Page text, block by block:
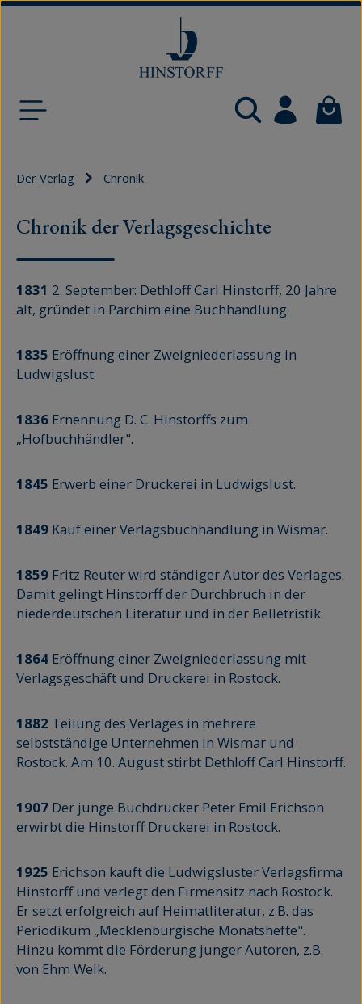
Der Verlag Chronik
Chronik der Verlagsgeschichte
1831 2. September: Dethloff Carl Hinstorff, 20 Jahre
alt, gründet in Parchim eine Buchhandlung.
1835 Eröffnung einer Zweigniederlassung in
Ludwigslust.
1836 Ernennung D. C. Hinstorffs zum
„Hofbuchhändler".
1845 Erwerb einer Druckerei in Ludwigslust.
1849 Kauf einer Verlagsbuchhandlung in Wismar.
1859 Fritz Reuter wird ständiger Autor des Verlages.
Damit gelingt Hinstorff der Durchbruch in der
niederdeutschen Literatur und in der Belletristik.
1864 Eröffnung einer Zweigniederlassung mit
Verlagsgeschäft und Druckerei in Rostock.
1882 Teilung des Verlages in mehrere
selbstständige Unternehmen in Wismar und
Rostock. Am 10. August stirbt Dethloff Carl Hinstorff.
1907 Der junge Buchdrucker Peter Emil Erichson
erwirbt die Hinstorff Druckerei in Rostock.
1925 Erichson kauft die Ludwigsluster Verlagsfirma
Hinstorff und verlegt den Firmensitz nach Rostock.
Er setzt erfolgreich auf Heimatliteratur, z.B. das
Periodikum „Mecklenburgische Monatshefte".
Hinzu kommt die Förderung junger Autoren, z.B.
von Ehm Welk.